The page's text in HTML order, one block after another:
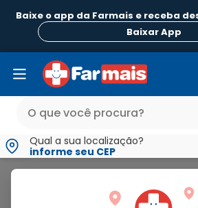
Baixe o app da Farmais e receba
Baixar App
Qual a sua localização?
informe seu CEP